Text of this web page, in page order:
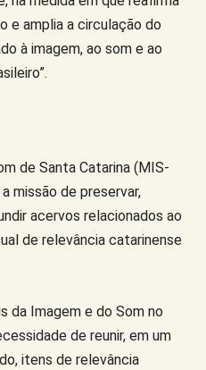
e amplia a circulação do
à imagem, ao som e ao
de Santa Catarina (MIS-
missão de preservar,
acervos relacionados ao
de relevância catarinense
da Imagem e do Som no
de reunir, em um
itens de relevância